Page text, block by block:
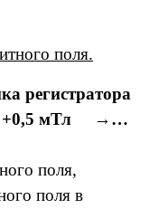
поля.
регистратора
+0,5 мТл →…
поля,
поля в